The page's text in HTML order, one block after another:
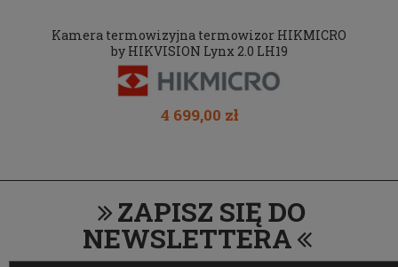
Kamera termowizyjna termowizor HIKMICRO
by HIKVISION Lynx 2.0 LH19
4 699,00 zł
ZAPISZ SIĘ DO
NEWSLETTERA